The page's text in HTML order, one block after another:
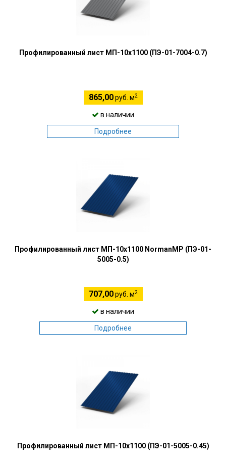
Профилированный лист МП-10х1100 (ПЭ-01-7004-0.7)
865,00руб. м2
в наличии
Подробнее
Профилированный лист МП-10х1100 NormanMP (ПЭ-01-
5005-0.5)
707,00руб. м2
в наличии
Подробнее
Профилированный лист МП-10х1100 (ПЭ-01-5005-0.45)